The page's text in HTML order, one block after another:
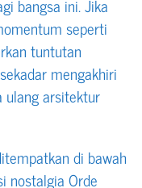
seperti
tuntutan
mengakhiri
arsitektur
di bawah
nostalgia Orde